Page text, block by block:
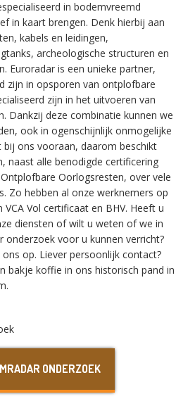
in bodemvreemd
in kaart brengen. Denk hierbij aan
kabels en leidingen,
archeologische structuren en
Euroradar is een unieke partner,
zijn in opsporen van ontplofbare
zijn in het uitvoeren van
Dankzij deze combinatie kunnen we
ook in ogenschijnlijk onmogelijke
bij ons vooraan, daarom beschikt
naast alle benodigde certificering
Oorlogsresten, over vele
Zo hebben al onze werknemers op
Vol certificaat en BHV. Heeft u
diensten of wilt u weten of we in
onderzoek voor u kunnen verricht?
op. Liever persoonlijk contact?
bakje koffie in ons historisch pand in
ONDERZOEK
THE LANGUAGE
Deutsch